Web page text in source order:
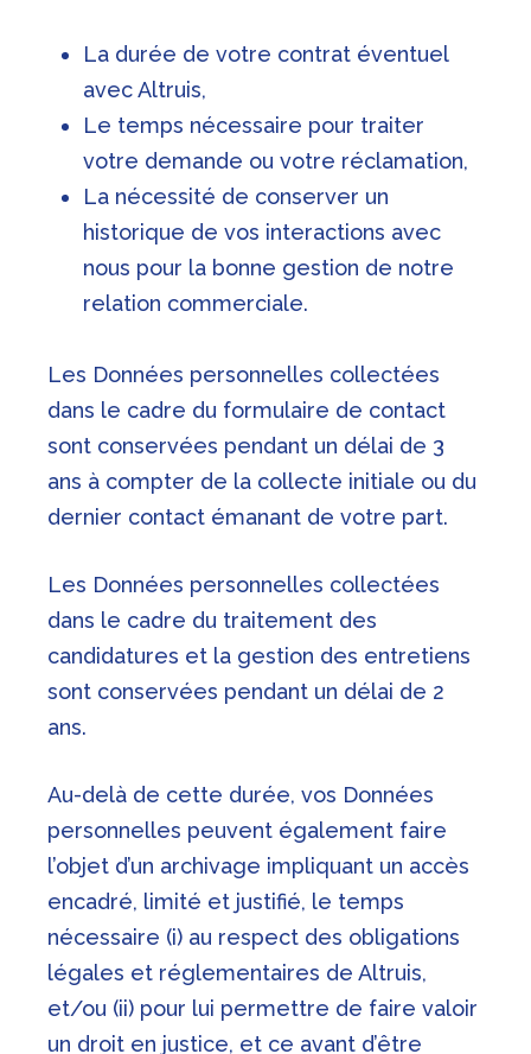
La durée de votre contrat éventuel
avec Altruis,
Le temps nécessaire pour traiter
votre demande ou votre réclamation,
La nécessité de conserver un
historique de vos interactions avec
nous pour la bonne gestion de notre
relation commerciale.
Les Données personnelles collectées
dans le cadre du formulaire de contact
sont conservées pendant un délai de 3
ans à compter de la collecte initiale ou du
dernier contact émanant de votre part.
Les Données personnelles collectées
dans le cadre du traitement des
candidatures et la gestion des entretiens
sont conservées pendant un délai de 2
ans.
Au-delà de cette durée, vos Données
personnelles peuvent également faire
l’objet d’un archivage impliquant un accès
encadré, limité et justifié, le temps
nécessaire (i) au respect des obligations
légales et réglementaires de Altruis,
et/ou (ii) pour lui permettre de faire valoir
un droit en justice, et ce avant d’être